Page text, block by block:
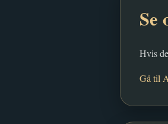
Se
Hvis
Gå til